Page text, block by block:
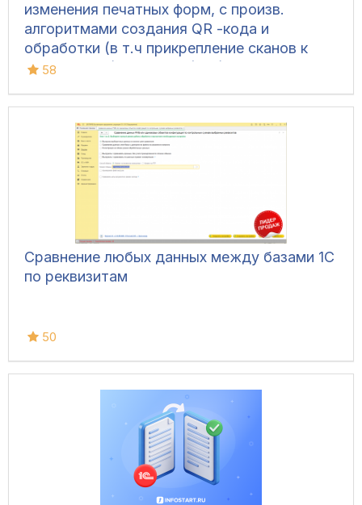
изменения печатных форм, с произв.
алгоритмами создания QR -кода и
обработки (в т.ч прикрепление сканов к
документам) для УТ 11 (все), ERP 2, КА 2,
58
Сравнение любых данных между базами 1С
по реквизитам
50